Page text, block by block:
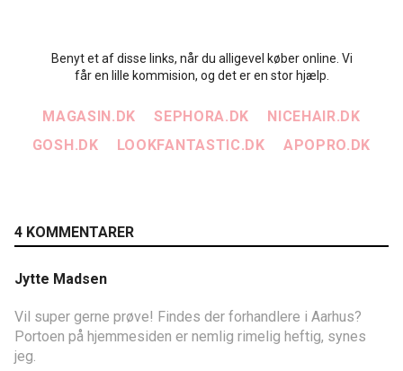
Benyt et af disse links, når du alligevel køber online. Vi
får en lille kommision, og det er en stor hjælp.
MAGASIN.DK SEPHORA.DK
NICEHAIR.DK
GOSH.DK
LOOKFANTASTIC.DK APOPRO.DK
4 KOMMENTARER
Jytte Madsen
Vil super gerne prøve! Findes der forhandlere i Aarhus?
Portoen på hjemmesiden er nemlig rimelig heftig, synes
jeg.